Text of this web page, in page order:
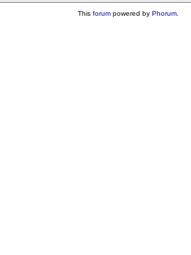
This forumpowered by Phorum.